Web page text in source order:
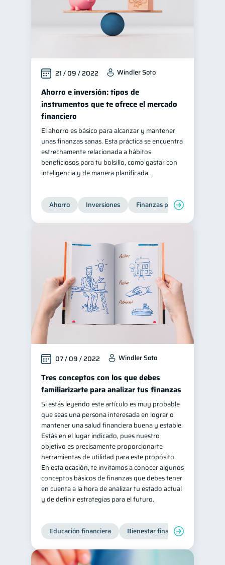
21 / 09 / 2022 Windler Soto
Ahorro e inversión: tipos de
instrumentos que te ofrece el mercado
financiero
El ahorro es básico para alcanzar y mantener
unas finanzas sanas. Esta práctica se encuentra
estrechamente relacionada a hábitos
beneficiosos para tu bolsillo, como gastar con
inteligencia y de manera planificada.
Ahorro Inversiones Finanzas para jóvenes
07 / 09 / 2022 Windler Soto
Tres conceptos con los que debes
familiarizarte para analizar tus finanzas
Si estás leyendo este artículo es muy probable
que seas una persona interesada en lograr o
mantener una salud financiera buena y estable.
Estás en el lugar indicado, pues nuestro
objetivo es precisamente proporcionarte
herramientas de utilidad para este propósito.
En esta ocasión, te invitamos a conocer algunos
conceptos básicos de finanzas que debes tener
en cuenta a la hora de analizar tu estado actual
y de definir estrategias para el futuro.
Educación financiera Bienestar financiero